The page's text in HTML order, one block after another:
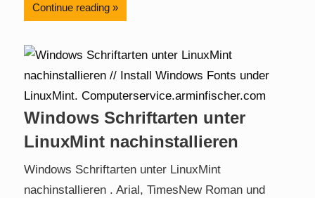
Continue reading
Windows Schriftarten unter
LinuxMint nachinstallieren
Windows Schriftarten unter LinuxMint
nachinstallieren . Arial, TimesNew Roman und